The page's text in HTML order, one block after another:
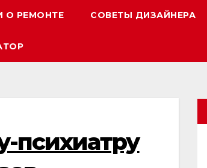
О РЕМОНТЕ СОВЕТЫ ДИЗАЙНЕРА
психиатру